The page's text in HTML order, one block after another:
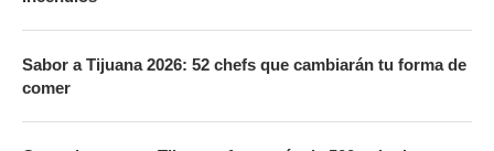
Sabor a Tijuana 2026: 52 chefs que cambiarán tu forma de
comer